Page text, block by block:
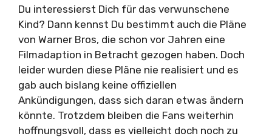
Du interessierst Dich für das verwunschene
Kind? Dann kennst Du bestimmt auch die Pläne
von Warner Bros, die schon vor Jahren eine
Filmadaption in Betracht gezogen haben. Doch
leider wurden diese Pläne nie realisiert und es
gab auch bislang keine offiziellen
Ankündigungen, dass sich daran etwas ändern
könnte. Trotzdem bleiben die Fans weiterhin
hoffnungsvoll, dass es vielleicht doch noch zu